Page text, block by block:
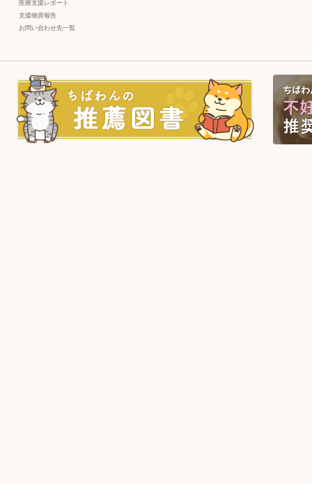
医療支援レポート
支援物資報告
お問い合わせ先一覧